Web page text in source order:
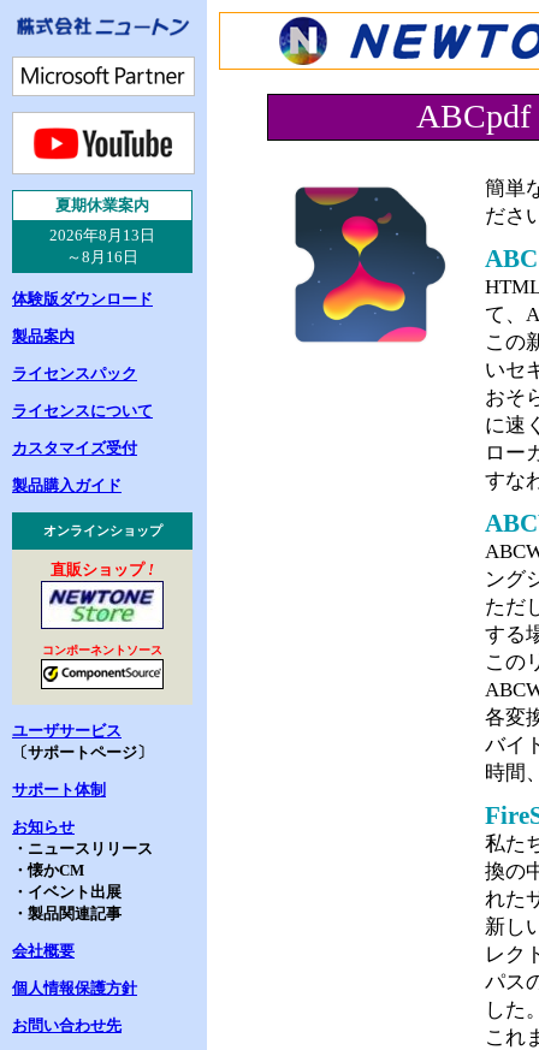
夏期休業案内
2026年8月13日
～8月16日
体験版ダウンロード
製品案内
ライセンスパック
ライセンスについて
カスタマイズ受付
製品購入ガイド
オンラインショップ
直販ショップ!
コンポーネントソース
ユーザサービス
〔サポートページ〕
サポート体制
お知らせ
・ニュースリリース
・懐かCM
・イベント出展
・製品関連記事
会社概要
個人情報保護方針
お問い合わせ先
簡単
ださ
て、
この
いセ
おそ
に速
ロー
すな
ング
ただ
する
この
各変
バイ
時間
私た
換の
れた
新し
レク
パス
した
これ